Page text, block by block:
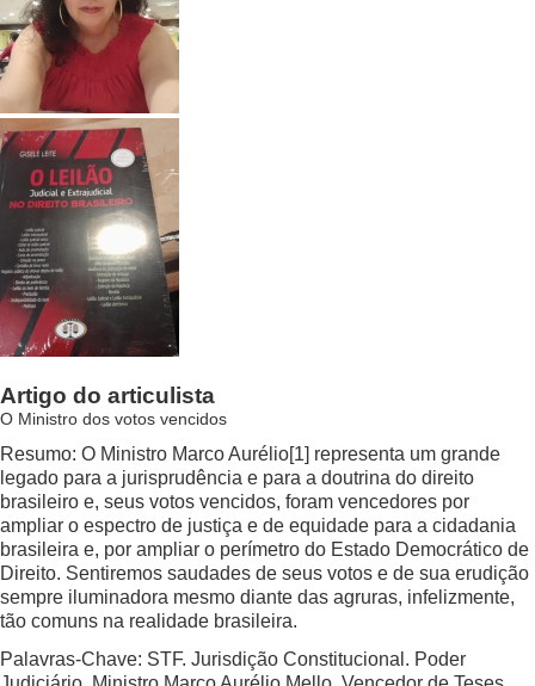
Artigo do articulista
O Ministro dos votos vencidos
Resumo: O Ministro Marco Aurélio[1] representa um grande
legado para a jurisprudência e para a doutrina do direito
brasileiro e, seus votos vencidos, foram vencedores por
ampliar o espectro de justiça e de equidade para a cidadania
brasileira e, por ampliar o perímetro do Estado Democrático de
Direito. Sentiremos saudades de seus votos e de sua erudição
sempre iluminadora mesmo diante das agruras, infelizmente,
tão comuns na realidade brasileira.
Palavras-Chave: STF. Jurisdição Constitucional. Poder